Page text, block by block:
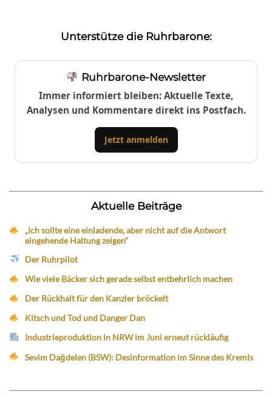
Unterstütze die Ruhrbarone:
Ruhrbarone-Newsletter
Immer informiert bleiben: Aktuelle Texte,
Analysen und Kommentare direkt ins Postfach.
Jetzt anmelden
Aktuelle Beiträge
„Ich sollte eine einladende, aber nicht auf die Antwort
eingehende Haltung zeigen“
Der Ruhrpilot
Wie viele Bäcker sich gerade selbst entbehrlich machen
Der Rückhalt für den Kanzler bröckelt
Kitsch und Tod und Danger Dan
Industrieproduktion in NRW im Juni erneut rückläufig
Sevim Dağdelen (BSW): Desinformation im Sinne des Kremls